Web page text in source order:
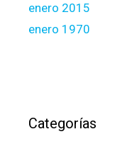
enero 2015
enero 1970
Categorías